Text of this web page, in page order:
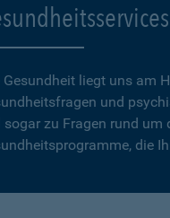
Gesundheit liegt uns am
und
sogar zu Fragen rund um
die